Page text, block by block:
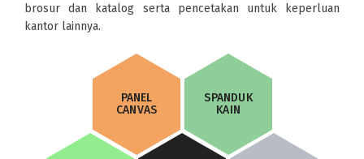
brosur dan katalog serta pencetakan untuk keperluan
kantor lainnya.
PANEL
CANVAS
SPANDUK
KAIN